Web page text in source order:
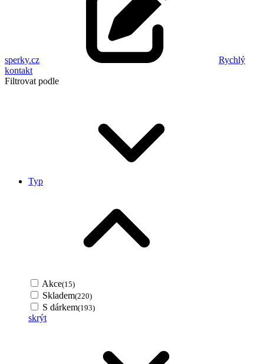
sperky.cz
Rychlý
kontakt
Filtrovat podle
Typ
Akce(15)
Skladem(220)
S dárkem(193)
skrýt